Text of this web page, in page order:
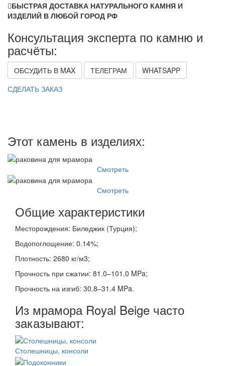
БЫСТРАЯ ДОСТАВКА НАТУРАЛЬНОГО КАМНЯ И
ИЗДЕЛИЙ В ЛЮБОЙ ГОРОД РФ
Консультация эксперта по камню и
расчёты:
ОБСУДИТЬ В MAX ТЕЛЕГРАМ
WHATSAPP
СДЕЛАТЬ ЗАКАЗ
Этот камень в изделиях:
Смотреть
Смотреть
Общие характеристики
Месторождения: Биледжик (Турция);
Водопоглощение: 0.14%;
Плотность: 2680 кг/м3;
Прочность при сжатии: 81.0–101.0 MPa;
Прочность на изгиб: 30.8–31.4 MPa.
Из мрамора Royal Beige часто
заказывают:
Столешницы, консоли